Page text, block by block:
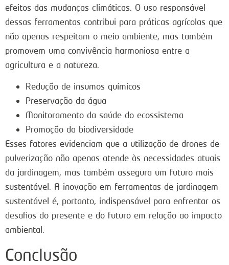
efeitos das mudanças climáticas. O uso responsável
dessas ferramentas contribui para práticas agrícolas que
não apenas respeitam o meio ambiente, mas também
promovem uma convivência harmoniosa entre a
agricultura e a natureza.
Redução de insumos químicos
Preservação da água
Monitoramento da saúde do ecossistema
Promoção da biodiversidade
Esses fatores evidenciam que a utilização de drones de
pulverização não apenas atende às necessidades atuais
da jardinagem, mas também assegura um futuro mais
sustentável. A inovação em ferramentas de jardinagem
sustentável é, portanto, indispensável para enfrentar os
desafios do presente e do futuro em relação ao impacto
ambiental.
Conclusão